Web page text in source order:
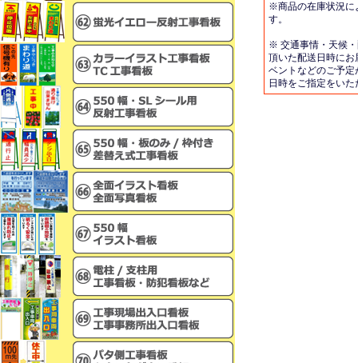
※商品の在庫状況に
す。
※ 交通事情・天候
頂いた配送日時に
ベントなどのご予
日時をご指定をい